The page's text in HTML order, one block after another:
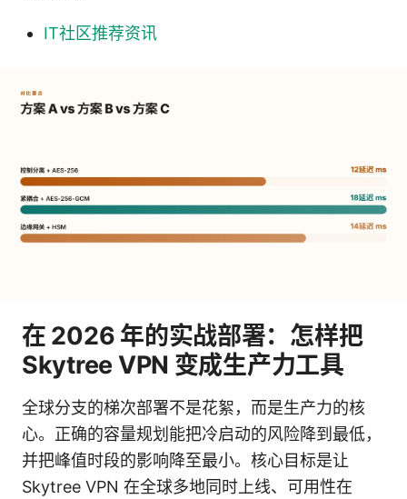
IT社区推荐资讯
在 2026 年的实战部署：怎样把
Skytree VPN 变成生产力工具
全球分支的梯次部署不是花絮，而是生产力的核
心。正确的容量规划能把冷启动的风险降到最低，
并把峰值时段的影响降至最小。核心目标是让
Skytree VPN 在全球多地同时上线、可用性在